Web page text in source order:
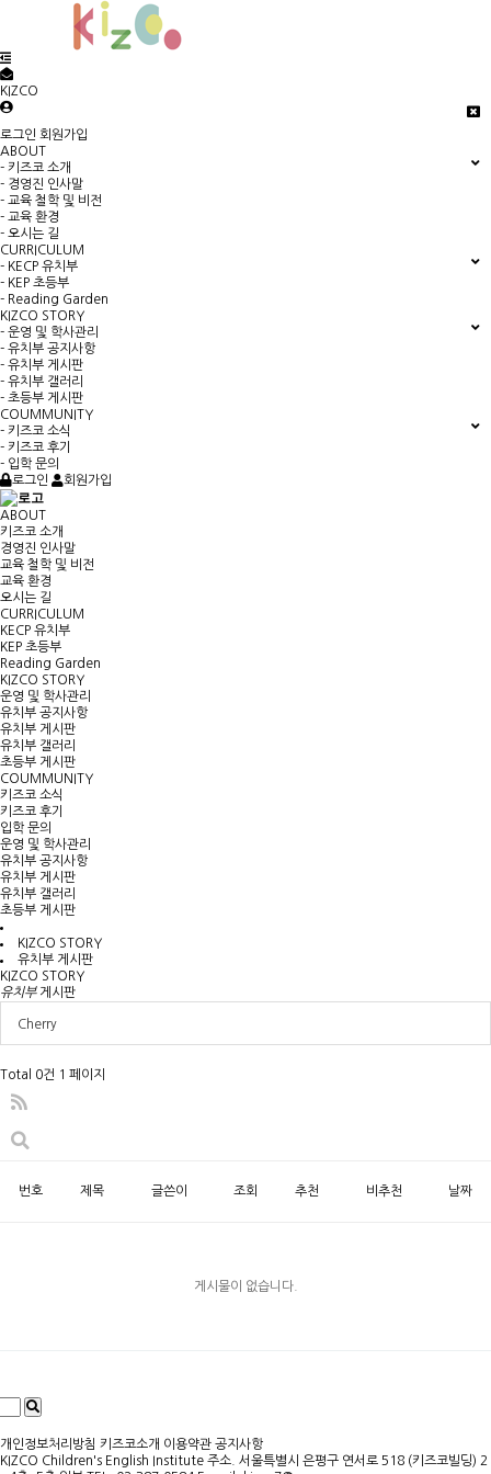
KIZCO
로그인 회원가입
ABOUT
- 키즈코 소개
- 경영진 인사말
- 교육 철학 및 비전
- 교육 환경
- 오시는 길
CURRICULUM
- KECP 유치부
- KEP 초등부
- Reading Garden
KIZCO STORY
- 운영 및 학사관리
- 유치부 공지사항
- 유치부 게시판
- 유치부 갤러리
- 초등부 게시판
COUMMUNITY
- 키즈코 소식
- 키즈코 후기
- 입학 문의
로그인
회원가입
ABOUT
키즈코 소개
경영진 인사말
교육 철학 및 비전
교육 환경
오시는 길
CURRICULUM
KECP 유치부
KEP 초등부
Reading Garden
KIZCO STORY
운영 및 학사관리
유치부 공지사항
유치부 게시판
유치부 갤러리
초등부 게시판
COUMMUNITY
키즈코 소식
키즈코 후기
입학 문의
운영 및 학사관리
유치부 공지사항
유치부 게시판
유치부 갤러리
초등부 게시판
KIZCO STORY
유치부 게시판
KIZCO STORY
유치부게시판
Cherry
Total 0건 1 페이지
번호 제목 글쓴이 조회 추천 비추천 날짜
게시물이 없습니다.
개인정보처리방침 키즈코소개 이용약관 공지사항
KIZCO Children's English Institute 주소. 서울특별시 은평구 연서로 518 (키즈코빌딩) 2